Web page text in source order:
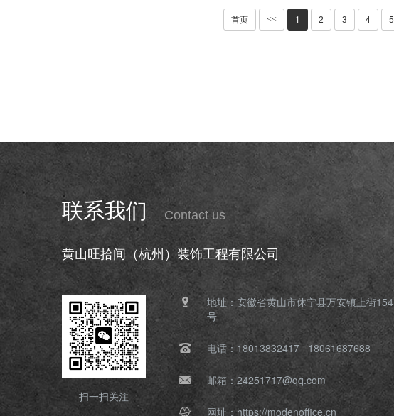
首页 << 1 2 3 4 5
联系我们 Contact us
黄山旺拾间（杭州）装饰工程有限公司
扫一扫关注
地址：安徽省黄山市休宁县万安镇上街154
号
电话：18013832417 18061687688
邮箱：24251717@qq.com
网址：https://modenoffice.cn